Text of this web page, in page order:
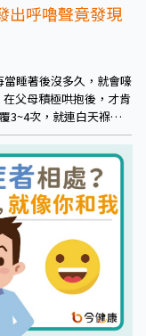
出呼嚕聲竟發現
睡著後沒多久，就會嚎
父母積極哄抱後，才肯
3~4次，就連白天褓姆